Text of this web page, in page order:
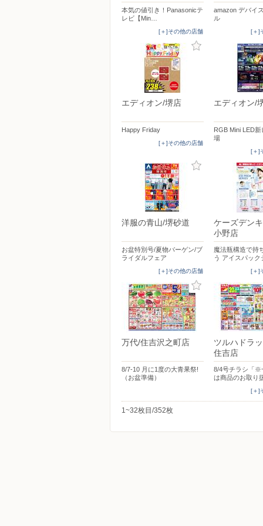
本気の値引き！Panasonicテ
レビ【Min…
[＋]その他の店舗
amazon デバイ
ル
[＋]
エディオン/堺店
Happy Friday
[＋]その他の店舗
エディオン/
RGB Mini LED
場
[＋]
洋服の青山/堺砂道
お盆特別号/夏物バーゲン/ブ
ライダルフェア
[＋]その他の店舗
ケーズデン
小野店
魔法瓶構造で持
う アイスパック
[＋]
万代/住吉沢之町店
8/7-10 月に1度の大青果祭!
（お盆準備）
ツルハドラ
住吉店
8/4号チラシ「※
は商品のお取り
[＋]
1~32枚目/352枚